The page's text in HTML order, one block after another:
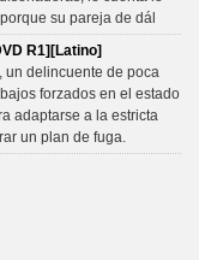
su pareja de dál
R1][Latino]
un delincuente de poca
forzados en el estado
adaptarse a la estricta
un plan de fuga.